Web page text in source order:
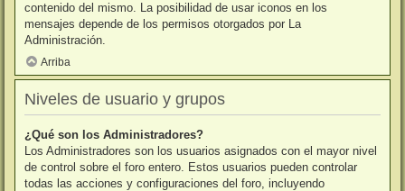
contenido del mismo. La posibilidad de usar iconos en los
mensajes depende de los permisos otorgados por La
Administración.
Arriba
Niveles de usuario y grupos
¿Qué son los Administradores?
Los Administradores son los usuarios asignados con el mayor nivel
de control sobre el foro entero. Estos usuarios pueden controlar
todas las acciones y configuraciones del foro, incluyendo